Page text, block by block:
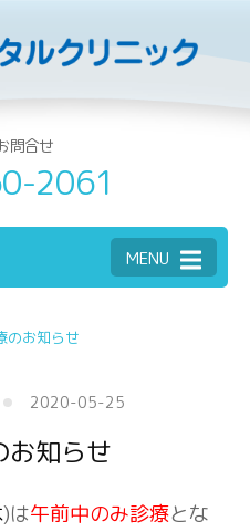
問合せ
2061
MENU
のお知らせ
2020-05-25
お知らせ
)は午前中のみ診療とな